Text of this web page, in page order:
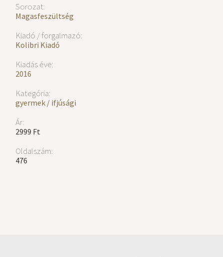
Sorozat:
Magasfeszültség
Kiadó / forgalmazó:
Kolibri Kiadó
Kiadás éve:
2016
Kategória:
gyermek / ifjúsági
Ár:
2999 Ft
Oldalszám:
476